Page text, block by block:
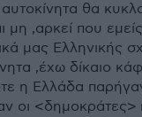
αυτοκίνητα θα
μη ,αρκεί που
μας Ελληνικής
,έχω δίκαιο
η Ελλάδα
οι <δημοκράτες>